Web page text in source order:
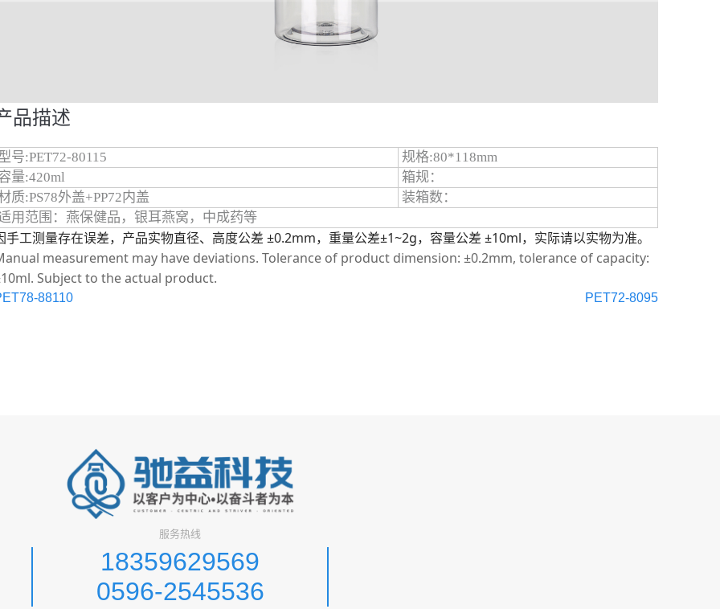
品描述
号:PET72-80115
规格:80*118mm
量:420ml
箱规：
质:PS78外盖+PP72内盖
装箱数：
用范围：燕保健品，银耳燕窝，中成药等
手工测量存在误差，产品实物直径、高度公差 ±0.2mm，重量公差±1~2g，容量公差 ±10ml，实际请以实物为准。
measurement may have deviations. Tolerance of product dimension: ±0.2mm, tolerance of capacity:
Subject to the actual product.
88110 PET72-8095
服务热线
18359629569
0596-2545536